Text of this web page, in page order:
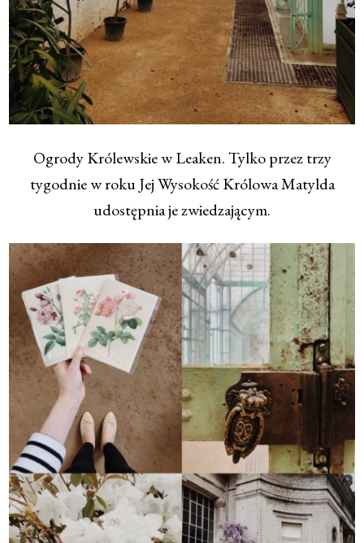
Ogrody Królewskie w Leaken. Tylko przez trzy
tygodnie w roku Jej Wysokość Królowa Matylda
udostępnia je zwiedzającym.